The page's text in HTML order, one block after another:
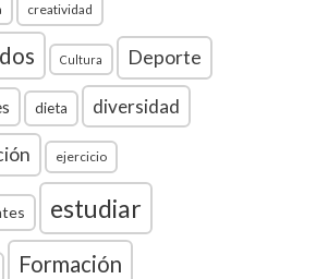
creatividad
Cultura Deporte
dieta diversidad
ejercicio
estudiar
Formación